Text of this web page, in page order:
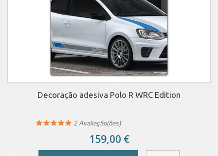
Decoração adesiva Polo R WRC Edition
2 Avaliação(ões)
159,00 €